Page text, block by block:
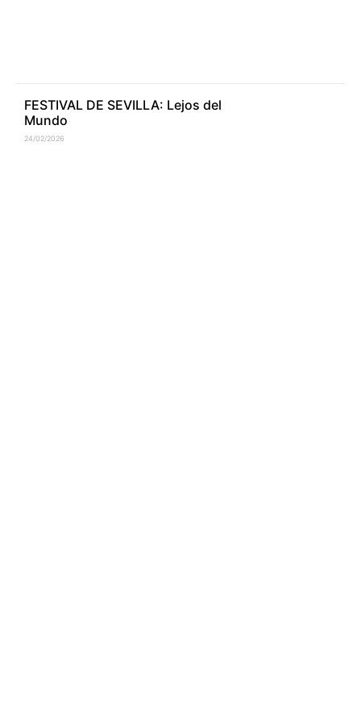
FESTIVAL DE SEVILLA: Lejos del
Mundo
24/02/2026